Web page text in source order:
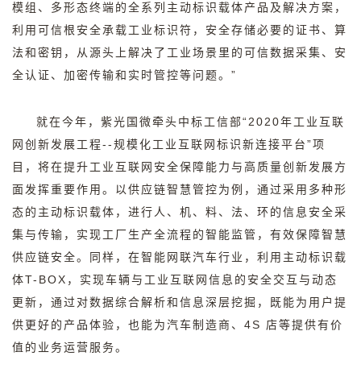
模组、多形态终端的全系列主动标识载体产品及解决方案，
利用可信根安全承载工业标识符，安全存储必要的证书、算
法和密钥，从源头上解决了工业场景里的可信数据采集、安
全认证、加密传输和实时管控等问题。 ”
就在今年，紫光国微牵头中标工信部“2020年工业互联
网创新发展工程--规模化工业互联网标识新连接平台”项
目，将在提升工业互联网安全保障能力与高质量创新发展方
面发挥重要作用。以供应链智慧管控为例，通过采用多种形
态的主动标识载体，进行人、机、料、法、环的信息安全采
集与传输，实现工厂生产全流程的智能监管，有效保障智慧
供应链安全。同样，在智能网联汽车行业，利用主动标识载
体T-BOX ，实现车辆与工业互联网信息的安全交互与动态
更新，通过对数据综合解析和信息深层挖掘，既能为用户提
供更好的产品体验，也能为汽车制造商、 4S 店等提供有价
值的业务运营服务。